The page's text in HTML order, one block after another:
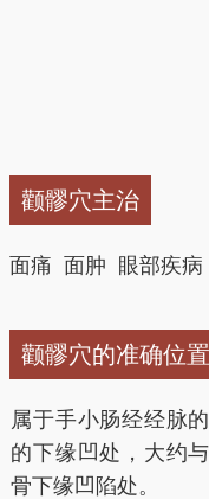
颧髎穴主治
面痛 面肿 眼部疾
颧髎穴的准确位置
属于手小肠经经脉
的下缘凹处，大约
骨下缘凹陷处。